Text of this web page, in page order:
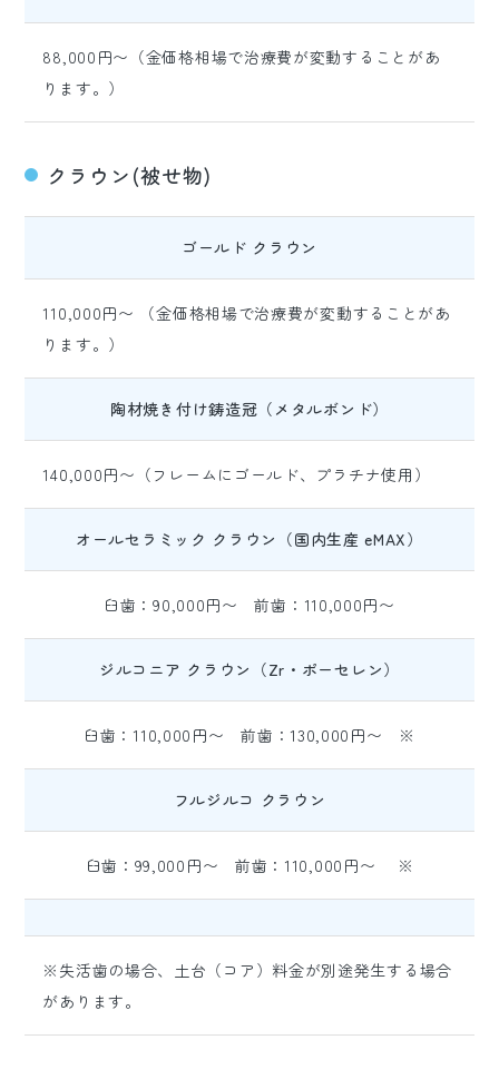
88,000円〜（金価格相場で治療費が変動することがあ
ります。）
クラウン(被せ物)
ゴールド クラウン
110,000円〜 （金価格相場で治療費が変動することがあ
ります。）
陶材焼き付け鋳造冠（メタルボンド）
140,000円〜（フレームにゴールド、プラチナ使用）
オールセラミック クラウン（国内生産 eMAX）
臼歯：90,000円〜 前歯：110,000円〜
ジルコニア クラウン（Zr・ポーセレン）
臼歯：110,000円〜 前歯：130,000円〜 ※
フルジルコ クラウン
臼歯：99,000円〜 前歯：110,000円〜 ※
※失活歯の場合、土台（コア）料金が別途発生する場合
があります。